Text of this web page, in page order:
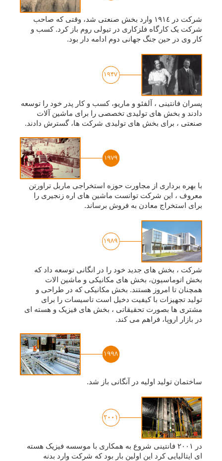
شرکت در ١٩١٤ وارد بخش صنعتی شد، وقتی که صاحب
شرکت یک کارگاه فلزکاری در تیولی روم باز کرد. کسب و
کار وی در حین جنگ جهانی دوم ادامه دار بود.
پسران فانتینی ، آلفئو و ماریو، کسب و کار پدر خود را توسعه
دادند و بخش های تولیدی تخصصی را برای ماشین آلات
صنعتی ، برای بخش های تولیدی شرکت ها، گسترش دادند.
با بهره برداری از مجاورت حوزه استخراجی ماربل تراورتن
معروف ، این شرکت توانست ماشین های اره زنجیری را
برای استخراج معادن به فروش برساند.
شرکت ، بخش های جدید خود را در انگانی توسعه داد که
بخش اتوماسیون، بخش های مکانیکی و ماشین الات
همچنان تا امروز هستند. بخش مکانیکی که در طراحی و
تولید تجهیزات با کیفیت دخیل است تاسیسات را برای
مشتری ها بصورت تحقیقاتی ، بخش های فیزیک و هسته ای
در بازار اروپا، فراهم می کند.
ساختمان تولید اولیه در آنگانی باز شد.
در ٢٠٠١ فانتینی شروع به همکاری با موسسه فیزیک هسته
ای ایتالیایی کرد این اولین بار بود که شرکت وارد بدنه